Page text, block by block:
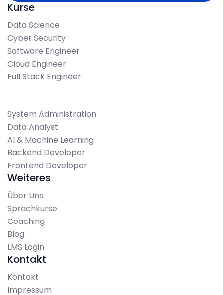
Kurse
Data Science
Cyber Security
Software Engineer
Cloud Engineer
Full Stack Engineer
System Administration
Data Analyst
AI & Machine Learning
Backend Developer
Frontend Developer
Weiteres
Über Uns
Sprachkurse
Coaching
Blog
LMS Login
Kontakt
Kontakt
Impressum